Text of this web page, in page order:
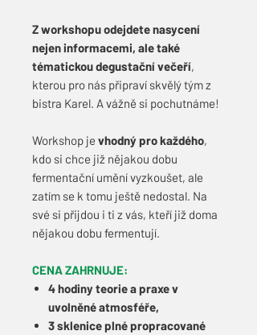
Z workshopu odejdete nasycení
nejen informacemi, ale také
tématickou degustační večeří,
kterou pro nás připraví skvělý tým z
bistra Karel. A vážně si pochutnáme!
Workshop je vhodný pro každého,
kdo si chce již nějakou dobu
fermentační umění vyzkoušet, ale
zatím se k tomu ještě nedostal. Na
své si přijdou i ti z vás, kteří již doma
nějakou dobu fermentují.
CENA ZAHRNUJE:
4 hodiny teorie a praxe v
uvolněné atmosféře,
3 sklenice plné propracované